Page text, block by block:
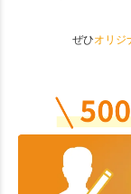
ぜひオリジ